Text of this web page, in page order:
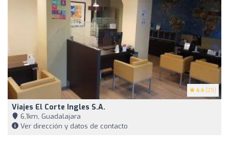
4.4 (29)
Viajes El Corte Ingles S.A.
6,1km, Guadalajara
Ver dirección y datos de contacto